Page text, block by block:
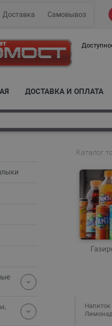
Доставка Самовывоз
ДОСТАВКА И ОПЛАТА
Каталог